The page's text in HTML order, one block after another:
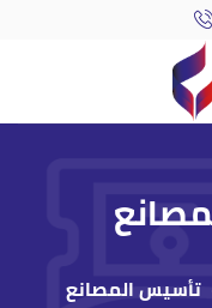
تأسيس المصانع